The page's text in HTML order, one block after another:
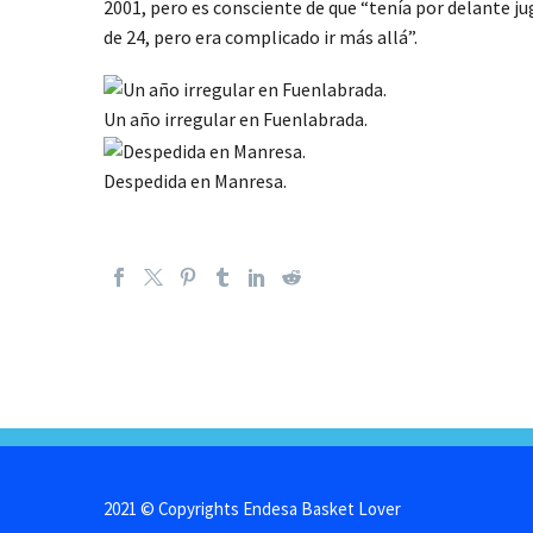
2001, pero es consciente de que “tenía por delante
de 24, pero era complicado ir más allá”.
Un año irregular en Fuenlabrada.
Despedida en Manresa.
2021 © Copyrights Endesa Basket Lover